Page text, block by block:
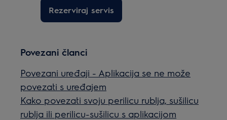
Rezerviraj servis
Povezani članci
Povezani uređaji - Aplikacija se ne može
povezati s uređajem
Kako povezati svoju perilicu rublja, sušilicu
rublja ili perilicu-sušilicu s aplikacijom